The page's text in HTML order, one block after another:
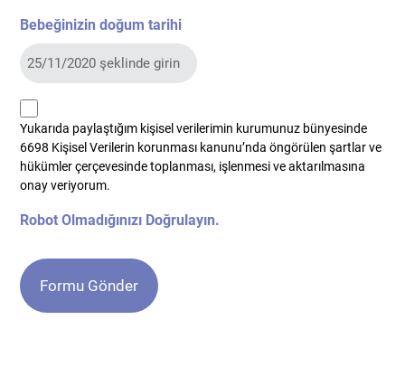
Bebeğinizin doğum tarihi
kvkk
*
Yukarıda paylaştığım kişisel verilerimin kurumunuz bünyesinde
6698 Kişisel Verilerin korunması kanunu’nda öngörülen şartlar ve
hükümler çerçevesinde toplanması, işlenmesi ve aktarılmasına
onay veriyorum.
Robot Olmadığınızı Doğrulayın.